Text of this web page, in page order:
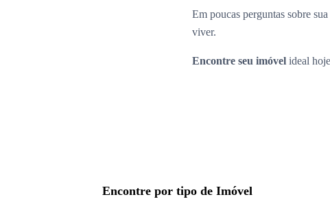
Em poucas perguntas sobre
viver.
Encontre seu imóvel ideal
Encontre por tipo de Imóvel